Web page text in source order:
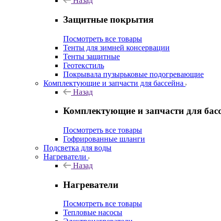
Защитные покрытия
Посмотреть все товары
Тенты для зимней консервации
Тенты защитные
Геотекстиль
Покрывала пузырьковые подогревающие
Комплектующие и запчасти для бассейна
Назад
Комплектующие и запчасти для
Посмотреть все товары
Гофрированные шланги
Подсветка для воды
Нагреватели
Назад
Нагреватели
Посмотреть все товары
Тепловые насосы